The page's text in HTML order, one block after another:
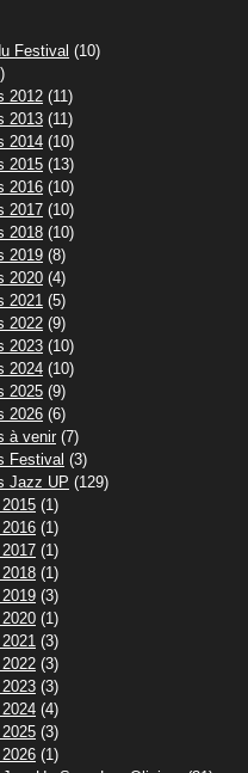
Festival (10)
2012(11)
2013(11)
2014(10)
2015(13)
2016(10)
2017(10)
2018(10)
2019(8)
2020(4)
2021 (5)
2022(9)
2023(10)
2024(10)
2025(9)
2026(6)
à venir(7)
Festival (3)
Jazz UP (129)
(1)
(1)
(1)
(1)
(3)
(1)
(3)
(3)
(3)
(4)
(3)
(1)